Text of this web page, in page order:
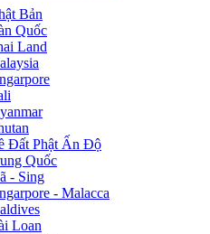
Bản
Quốc
Land
Đất Phật Ấn Độ
Quốc
- Sing
- Malacca
Loan